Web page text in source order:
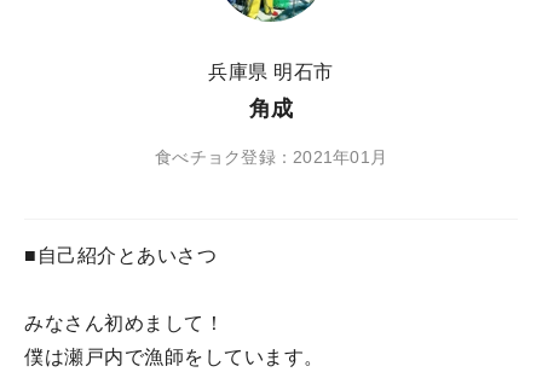
兵庫県 明石市
角成
食べチョク登録：2021年01月
■自己紹介とあいさつ
みなさん初めまして！
僕は瀬戸内で漁師をしています。